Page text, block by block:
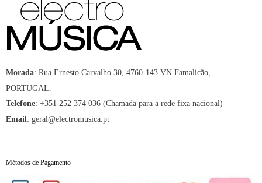
Morada: Rua Ernesto Carvalho 30, 4760-143 VN Famalicão,
PORTUGAL.
Telefone: +351 252 374 036 (Chamada para a rede fixa nacional)
Email : geral@electromusica.pt
Métodos de Pagamento